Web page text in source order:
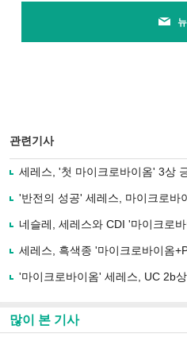
관련기사
세레스, '첫 마이크로바이옴' 3상
'반전의 성공' 세레스, 마이크로바
네슬레, 세레스와 CDI '마이크로
세레스, 흑색종 '마이크로바이옴
'마이크로바이옴' 세레스, UC 2b
많이 본 기사